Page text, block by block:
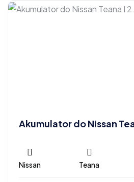
Akumulator do Nissan
Nissan Teana